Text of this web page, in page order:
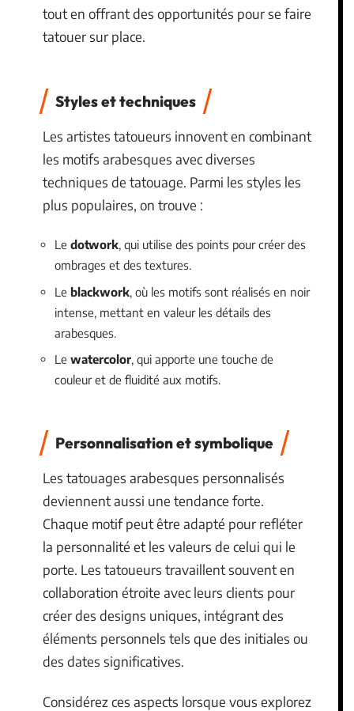
tout en offrant des opportunités pour se faire
tatouer sur place.
Styles et techniques
Les artistes tatoueurs innovent en combinant
les motifs arabesques avec diverses
techniques de tatouage. Parmi les styles les
plus populaires, on trouve :
Le dotwork, qui utilise des points pour créer des
ombrages et des textures.
Le blackwork , où les motifs sont réalisés en noir
intense, mettant en valeur les détails des
arabesques.
Le watercolor, qui apporte une touche de
couleur et de fluidité aux motifs.
Personnalisation et symbolique
Les tatouages arabesques personnalisés
deviennent aussi une tendance forte.
Chaque motif peut être adapté pour refléter
la personnalité et les valeurs de celui qui le
porte. Les tatoueurs travaillent souvent en
collaboration étroite avec leurs clients pour
créer des designs uniques, intégrant des
éléments personnels tels que des initiales ou
des dates significatives.
Considérez ces aspects lorsque vous explorez